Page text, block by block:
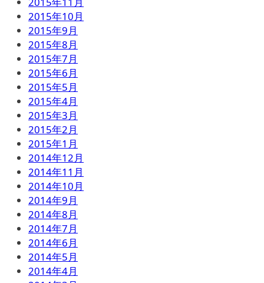
2015年10月
2015年9月
2015年8月
2015年7月
2015年6月
2015年5月
2015年4月
2015年3月
2015年2月
2015年1月
2014年12月
2014年11月
2014年10月
2014年9月
2014年8月
2014年7月
2014年6月
2014年5月
2014年4月